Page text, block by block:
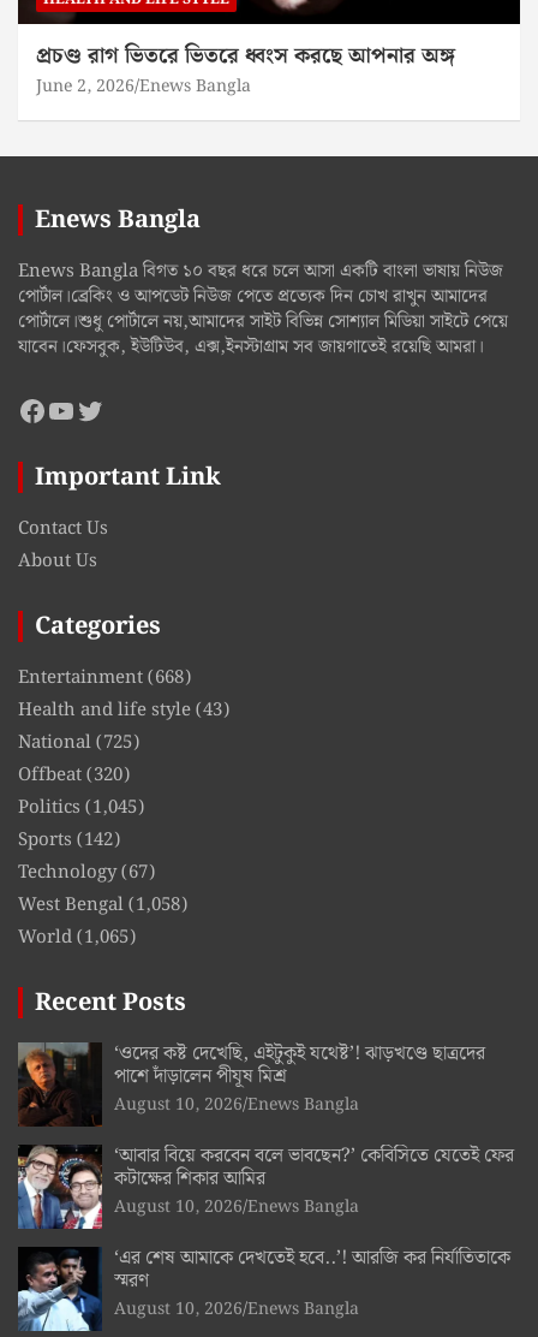
প্রচণ্ড রাগ ভিতরে ভিতরে ধ্বংস করছে আপনার অঙ্গ
June 2, 2026 Enews Bangla
Enews Bangla
Enews Bangla বিগত ১০ বছর ধরে চলে আসা একটি বাংলা ভাষায় নিউজ
পোর্টাল।ব্রেকিং ও আপডেট নিউজ পেতে প্রত্যেক দিন চোখ রাখুন আমাদের
পোর্টালে।শুধু পোর্টালে নয়,আমাদের সাইট বিভিন্ন সোশ্যাল মিডিয়া সাইটে পেয়ে
যাবেন।ফেসবুক, ইউটিউব, এক্স,ইনস্টাগ্রাম সব জায়গাতেই রয়েছি আমরা।
Facebook
YouTube
Twitter
Important Link
Contact Us
About Us
Categories
Entertainment(668)
Health and life style(43)
National(725)
Offbeat(320)
Politics (1,045)
Sports (142)
Technology(67)
West Bengal(1,058)
World(1,065)
Recent Posts
‘ওদের কষ্ট দেখেছি, এইটুকুই যথেষ্ট’! ঝাড়খণ্ডে ছাত্রদের
পাশে দাঁড়ালেন পীযূষ মিশ্র
August 10, 2026 Enews Bangla
‘আবার বিয়ে করবেন বলে ভাবছেন?’ কেবিসিতে যেতেই ফের
কটাক্ষের শিকার আমির
August 10, 2026 Enews Bangla
‘এর শেষ আমাকে দেখতেই হবে..’! আরজি কর নির্যাতিতাকে
স্মরণ
August 10, 2026 Enews Bangla